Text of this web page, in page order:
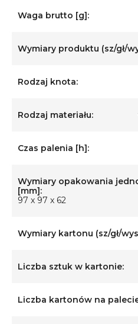
Waga brutto [g]:
Wymiary produktu (sz/gł/
Rodzaj knota:
Rodzaj materiału:
Czas palenia [h]:
Wymiary opakowania
[mm]:
97 x 97 x 62
Wymiary kartonu (sz/gł/
Liczba sztuk w kartonie:
Liczba kartonów na